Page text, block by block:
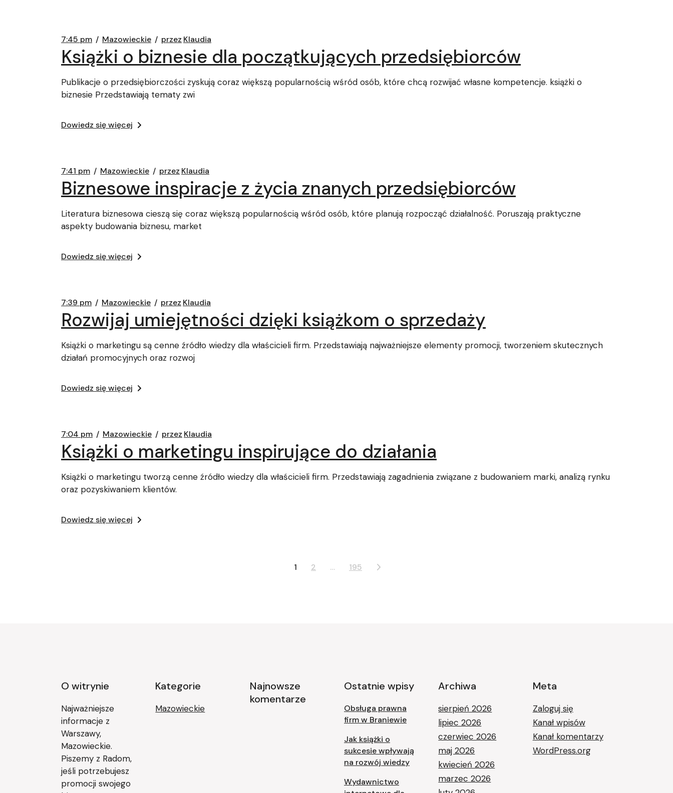
7:45 pm Mazowieckie przez Klaudia
Książki o biznesie dla początkujących przedsiębiorców
Publikacje o przedsiębiorczości zyskują coraz większą popularnością wśród osób, które chcą rozwijać własne kompetencje. książki o
biznesie Przedstawiają tematy zwi
Dowiedz się więcej
7:41 pm Mazowieckie przez Klaudia
Biznesowe inspiracje z życia znanych przedsiębiorców
Literatura biznesowa cieszą się coraz większą popularnością wśród osób, które planują rozpocząć działalność. Poruszają praktyczne
aspekty budowania biznesu, market
Dowiedz się więcej
7:39 pm Mazowieckie przez Klaudia
Rozwijaj umiejętności dzięki książkom o sprzedaży
Książki o marketingu są cenne źródło wiedzy dla właścicieli firm. Przedstawiają najważniejsze elementy promocji, tworzeniem skutecznych
działań promocyjnych oraz rozwoj
Dowiedz się więcej
7:04 pm Mazowieckie przez Klaudia
Książki o marketingu inspirujące do działania
Książki o marketingu tworzą cenne źródło wiedzy dla właścicieli firm. Przedstawiają zagadnienia związane z budowaniem marki, analizą rynku
oraz pozyskiwaniem klientów.
Dowiedz się więcej
1 2 … 195
O witrynie
Najważniejsze
informacje z
Warszawy,
Mazowieckie.
Piszemy z Radom,
jeśli potrzebujesz
promocji swojego
Kategorie
Mazowieckie
Najnowsze
komentarze
Ostatnie wpisy
Obsługa prawna
firm w Braniewie
Jak książki o
sukcesie wpływają
na rozwój wiedzy
Wydawnictwo
Archiwa
sierpień 2026
lipiec 2026
czerwiec 2026
maj 2026
kwiecień 2026
marzec 2026
Meta
Zaloguj się
Kanał wpisów
Kanał komentarzy
WordPress.org